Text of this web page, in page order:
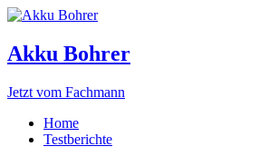
Akku Bohrer
Jetzt vom Fachmann
Home
Testberichte